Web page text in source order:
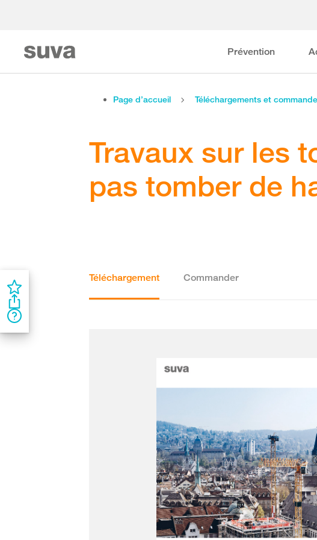
Prévention
Page d’accueil Téléchargements et
Travaux sur les
pas tomber de
Téléchargement Commander